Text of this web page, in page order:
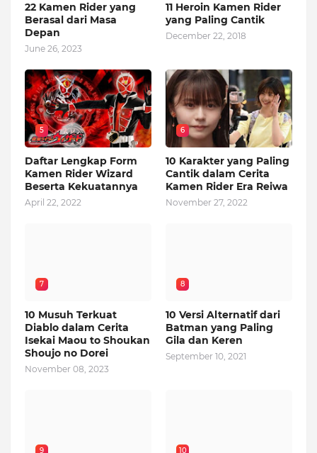
22 Kamen Rider yang
Berasal dari Masa
Depan
June 26, 2023
11 Heroin Kamen Rider
yang Paling Cantik
December 22, 2018
5
Daftar Lengkap Form
Kamen Rider Wizard
Beserta Kekuatannya
April 22, 2022
6
10 Karakter yang Paling
Cantik dalam Cerita
Kamen Rider Era Reiwa
November 27, 2022
7
10 Musuh Terkuat
Diablo dalam Cerita
Isekai Maou to Shoukan
Shoujo no Dorei
November 08, 2023
8
10 Versi Alternatif dari
Batman yang Paling
Gila dan Keren
September 10, 2021
9 10